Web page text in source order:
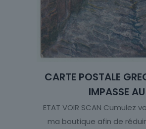
CARTE POSTALE
IMPASSE
ETAT VOIR SCAN Cumulez
ma boutique afin de